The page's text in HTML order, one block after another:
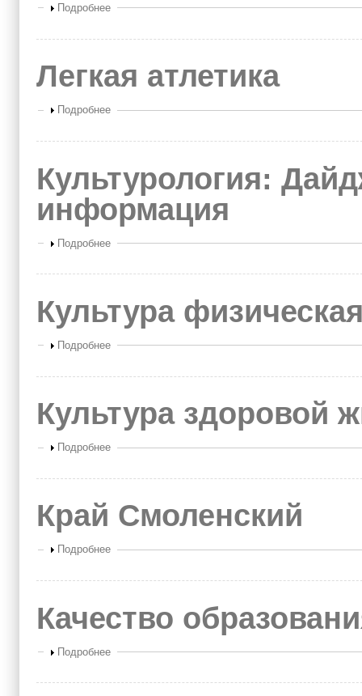
Показать
Подробнее
Легкая атлетика
Показать
Подробнее
Культурология:
информация
Показать
Подробнее
Культура
Показать
Подробнее
Культура здоровой
Показать
Подробнее
Край Смоленский
Показать
Подробнее
Качество
Показать
Подробнее